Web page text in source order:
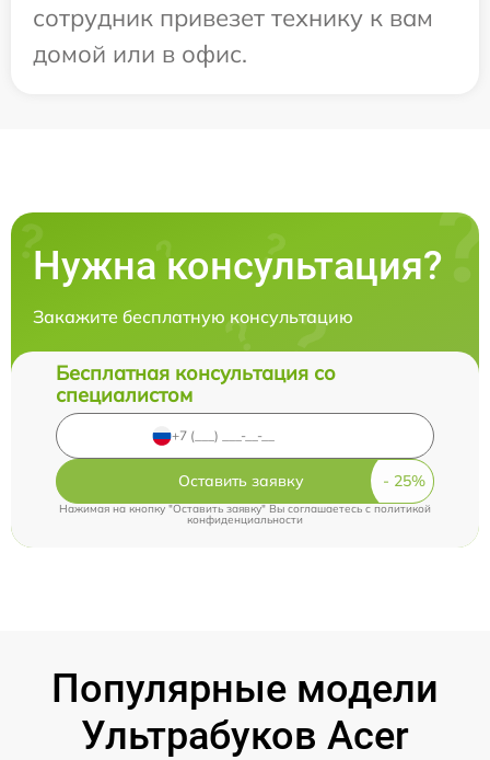
сотрудник привезет технику к вам
домой или в офис.
Нужна консультация?
Закажите бесплатную консультацию
Бесплатная консультация со
специалистом
Оставить заявку
Нажимая на кнопку "Оставить заявку" Вы соглашаетесь cполитикой
конфиденциальности
Популярные модели
Ультрабуков Acer